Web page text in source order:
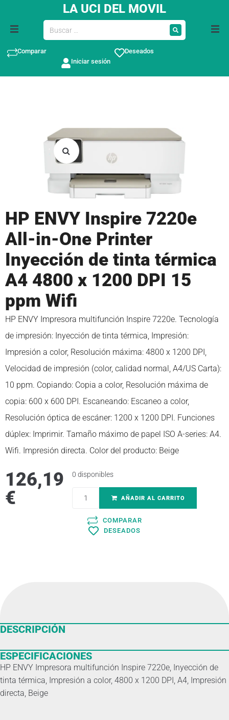
LA UCI DEL MOVIL
Comparar
Deseados
Iniciar sesión
HP ENVY Inspire 7220e
All-in-One Printer
Inyección de tinta térmica
A4 4800 x 1200 DPI 15
ppm Wifi
HP ENVY Impresora multifunción Inspire 7220e. Tecnología
de impresión: Inyección de tinta térmica, Impresión:
Impresión a color, Resolución máxima: 4800 x 1200 DPI,
Velocidad de impresión (color, calidad normal, A4/US Carta):
10 ppm. Copiando: Copia a color, Resolución máxima de
copia: 600 x 600 DPI. Escaneando: Escaneo a color,
Resolución óptica de escáner: 1200 x 1200 DPI. Funciones
dúplex: Imprimir. Tamaño máximo de papel ISO A-series: A4.
Wifi. Impresión directa. Color del producto: Beige
126,19
€
0 disponibles
AÑADIR AL CARRITO
COMPARAR
DESEADOS
DESCRIPCIÓN
ESPECIFICACIONES
HP ENVY Impresora multifunción Inspire 7220e, Inyección de
tinta térmica, Impresión a color, 4800 x 1200 DPI, A4, Impresión
directa, Beige